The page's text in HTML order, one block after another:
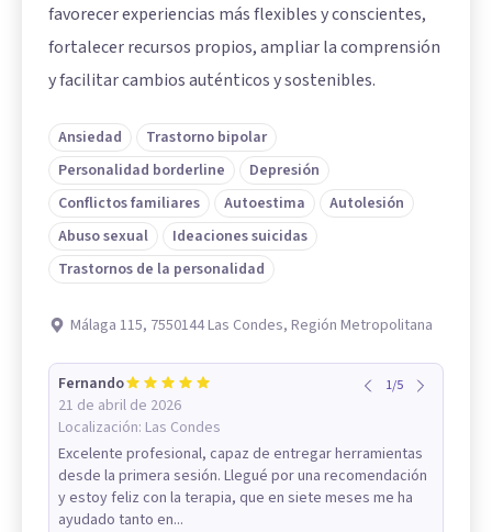
favorecer experiencias más flexibles y conscientes,
fortalecer recursos propios, ampliar la comprensión
y facilitar cambios auténticos y sostenibles.
Ansiedad
Trastorno bipolar
Personalidad borderline
Depresión
Conflictos familiares
Autoestima
Autolesión
Abuso sexual
Ideaciones suicidas
Trastornos de la personalidad
Málaga 115, 7550144 Las Condes, Región Metropolitana
Fernando
21 de abril de 2026
Localización: Las Condes
1/5
Excelente profesional, capaz de entregar herramientas
desde la primera sesión. Llegué por una recomendación
y estoy feliz con la terapia, que en siete meses me ha
ayudado tanto en...